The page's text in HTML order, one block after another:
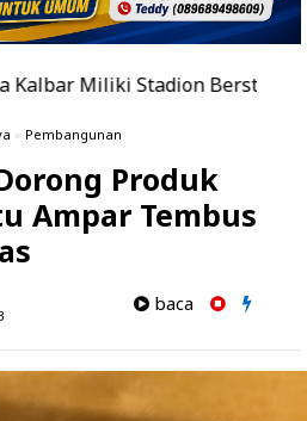
Stadion Berstandar Dunia
» Pembangunan
Produk
Ampar Tembus
baca